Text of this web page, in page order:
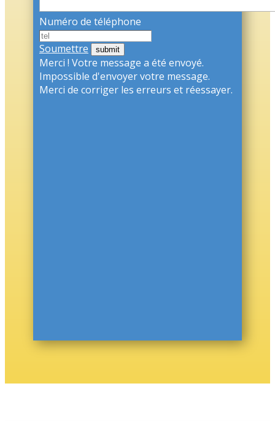
Numéro de téléphone
Soumettre
Merci ! Votre message a été envoyé.
Impossible d'envoyer votre message.
Merci de corriger les erreurs et réessayer.